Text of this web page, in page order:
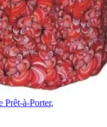
Prêt-à-Porter,